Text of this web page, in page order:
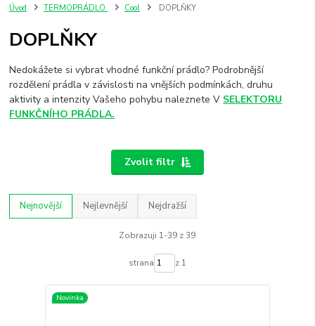
Úvod TERMOPRÁDLO Cool DOPLŇKY
DOPLŇKY
Nedokážete si vybrat vhodné funkční prádlo? Podrobnější
rozdělení prádla v závislosti na vnějších podmínkách, druhu
aktivity a intenzity Vašeho pohybu naleznete V SELEKTORU
FUNKČNÍHO PRÁDLA.
Zvolit filtr
Nejnovější Nejlevnější Nejdražší
Zobrazuji 1-39 z 39
strana z 1
Novinka